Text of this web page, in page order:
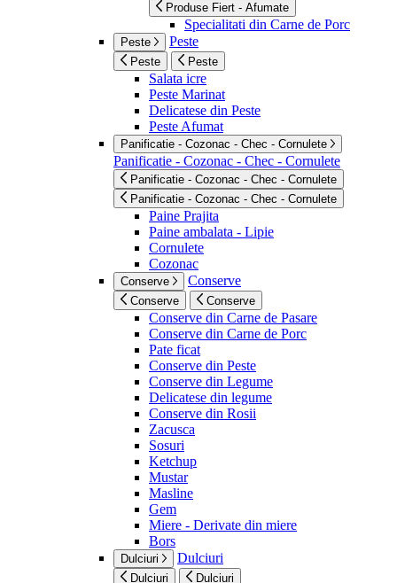
Produse Fiert - Afumate
Specialitati din Carne de Porc
Peste Peste
Peste Peste
Salata icre
Peste Marinat
Delicatese din Peste
Peste Afumat
Panificatie - Cozonac - Chec - Cornulete
Panificatie - Cozonac - Chec - Cornulete
Panificatie - Cozonac - Chec - Cornulete
Panificatie - Cozonac - Chec - Cornulete
Paine Prajita
Paine ambalata - Lipie
Cornulete
Cozonac
Conserve Conserve
Conserve Conserve
Conserve din Carne de Pasare
Conserve din Carne de Porc
Pate ficat
Conserve din Peste
Conserve din Legume
Delicatese din legume
Conserve din Rosii
Zacusca
Sosuri
Ketchup
Mustar
Masline
Gem
Miere - Derivate din miere
Bors
Dulciuri Dulciuri
Dulciuri Dulciuri